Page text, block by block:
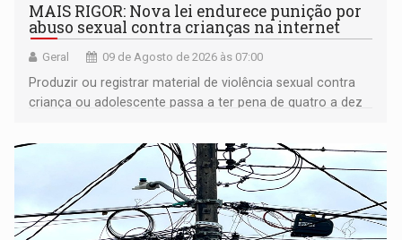
MAIS RIGOR: Nova lei endurece punição por
abuso sexual contra crianças na internet
Geral 09 de Agosto de 2026 às 07:00
Produzir ou registrar material de violência sexual contra
criança ou adolescente passa a ter pena de quatro a dez